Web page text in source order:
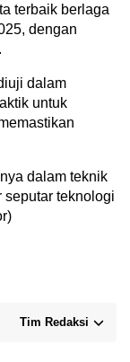
terbaik berlaga
dengan
dalam
untuk
dalam teknik
seputar teknologi
Tim Redaksi